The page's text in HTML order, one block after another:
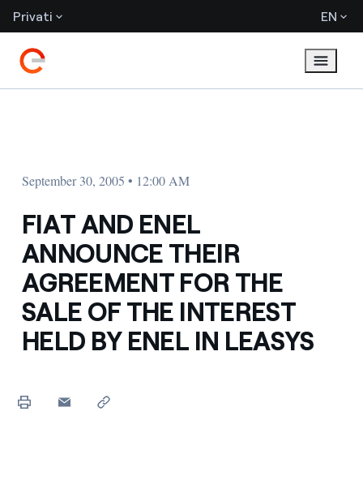
Privati EN
September 30, 2005 • 12:00 AM
FIAT AND ENEL
ANNOUNCE THEIR
AGREEMENT FOR THE
SALE OF THE INTEREST
HELD BY ENEL IN LEASYS